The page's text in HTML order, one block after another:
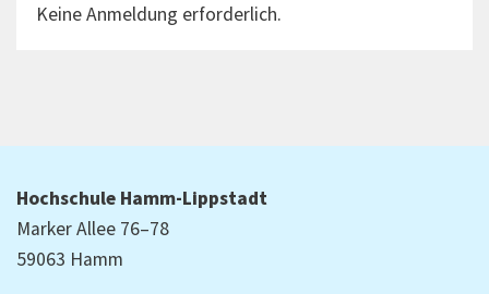
Keine Anmeldung erforderlich.
Hochschule Hamm-Lippstadt
Marker Allee 76–78
59063 Hamm